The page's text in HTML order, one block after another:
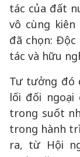
tác của đất
vô cùng
đã chọn:
tác và hữu
Tư tưởng đó
lối đối ngoại
trong suốt
trong hành
ra, từ Hội